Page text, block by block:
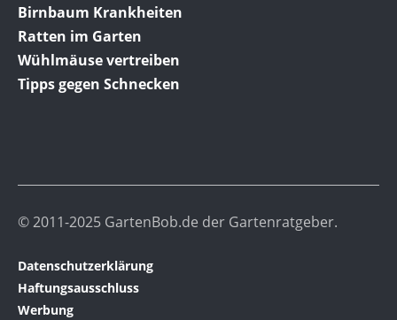
Birnbaum Krankheiten
Ratten im Garten
Wühlmäuse vertreiben
Tipps gegen Schnecken
© 2011-2025 GartenBob.de der Gartenratgeber.
Datenschutzerklärung
Haftungsausschluss
Werbung